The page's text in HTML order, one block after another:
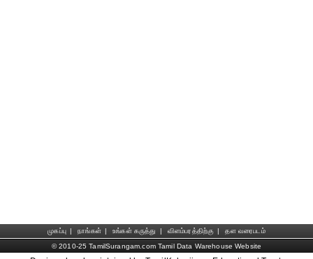
முகப்பு | நாங்கள் | உங்கள் கருத்து | விளம்பரத்திற்கு |
தள வரைபடம்
© 2010-25 TamilSurangam.com Tamil Data Warehouse Website